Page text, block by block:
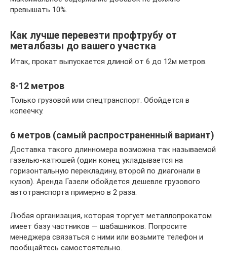
превышать 10%.
Как лучше перевезти профтрубу от
металбазы до вашего участка
Итак, прокат выпускается длиной от 6 до 12м метров.
8-12 метров
Только грузовой или спецтранспорт. Обойдется в
копеечку.
6 метров (самый распространенный вариант)
Доставка такого длинномера возможна так называемой
газелью-катюшей (один конец укладывается на
горизонтальную перекладину, второй по диагонали в
кузов). Аренда Газели обойдется дешевле грузового
автотранспорта примерно в 2 раза.
Любая организация, которая торгует металлопрокатом
имеет базу частников — шабашников. Попросите
менеджера связаться с ними или возьмите телефон и
пообщайтесь самостоятельно.